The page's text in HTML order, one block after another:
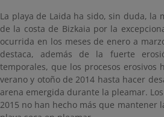
La playa de Laida ha sido, sin duda, la
de la costa de Bizkaia por la
ocurrida en los meses de enero a
destaca, además de la fuerte
temporales, que los procesos erosivos
verano y otoño de 2014 hasta hacer
arena emergida durante la pleamar.
2015 no han hecho más que mantener